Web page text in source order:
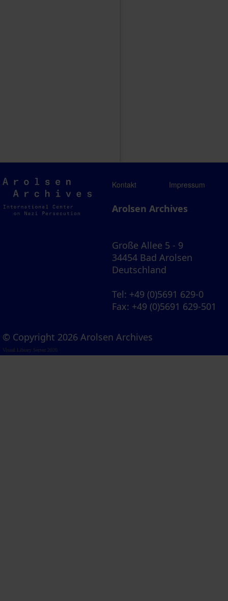
Arolsen
Archives
Kontakt Impressum
Arolsen Archives
Große Allee 5 - 9
34454 Bad Arolsen
Deutschland
Tel: +49 (0)5691 629-0
Fax: +49 (0)5691 629-501
© Copyright 2026 Arolsen Archives
Visual Library Server 2026